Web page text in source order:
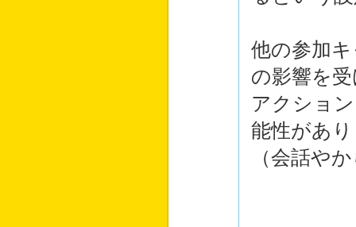
他の参加
の影響を
アクショ
能性があ
（会話や